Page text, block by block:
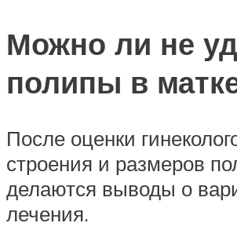
Можно ли не
полипы в
После оценки
строения и размеров
делаются выводы о
лечения.